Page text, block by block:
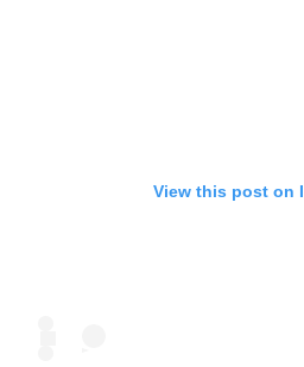
View this post on